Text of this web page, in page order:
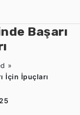
Başarı
»
İçin İpuçları